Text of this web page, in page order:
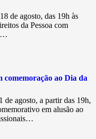
de agosto, das 19h às
da Pessoa com
ao Dia da
agosto, a partir das 19h,
em alusão ao